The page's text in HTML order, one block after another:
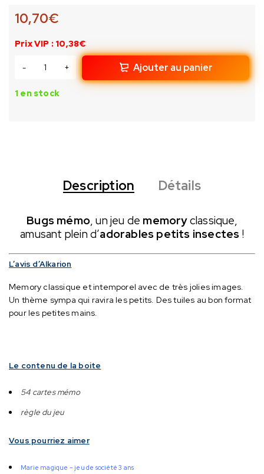
10,70€
Prix VIP : 10,38€
Ajouter au panier
1 en stock
Description Détails
Bugs mémo, un jeu de memoryclassique,
amusant plein d’adorables petits insectes !
L’avis d’Alkarion
Memory classique et intemporel avec de très jolies images.
Un thème sympa qui ravira les petits. Des tuiles au bon format
pour les petites mains.
Le contenu de la boite
54 cartes mémo
règle du jeu
Vous pourriez aimer
Marie magique – jeu de société 3 ans